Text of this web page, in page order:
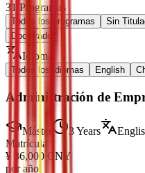
31 Programas
Todos los programas Sin
Doctorado
Idioma
Todos los idiomas English
Administración de
Máster 3 Years
Matrícula
¥ 36,000 CNY
por año